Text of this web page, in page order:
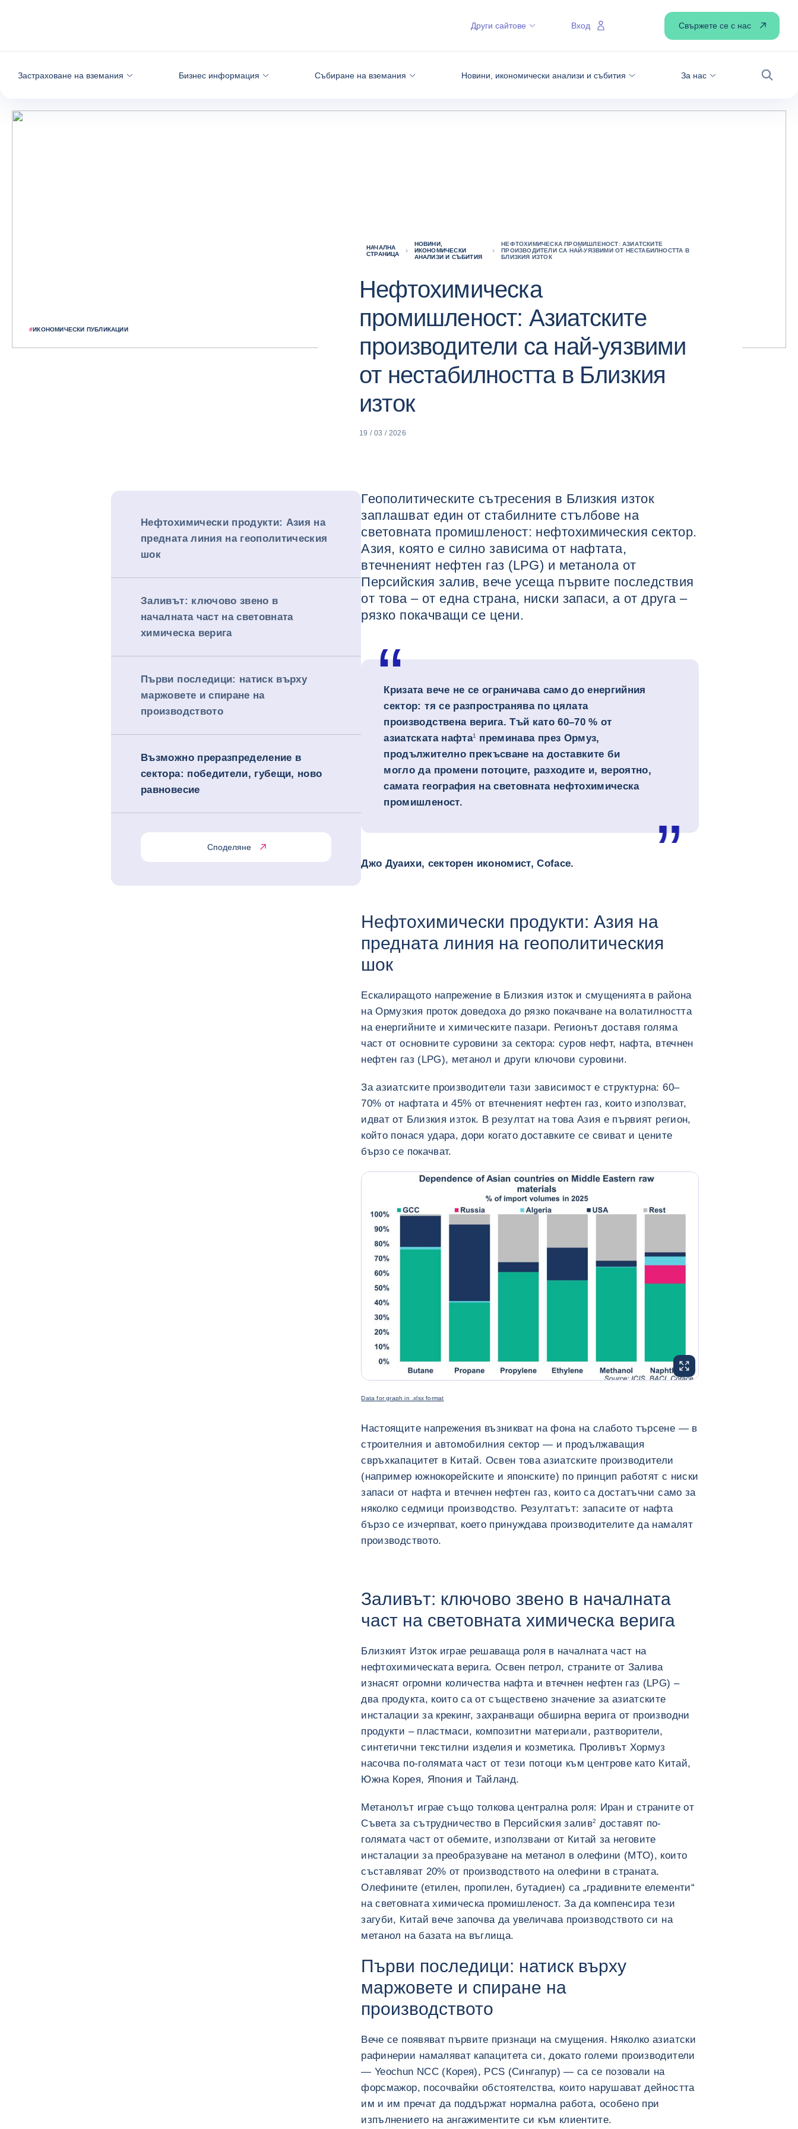
Застраховане на вземания Бизнес информация Събиране на вземания Новини, икономически анализи и събития За нас
Други сайтове Вход Свържете се с нас
#ИКОНОМИЧЕСКИ ПУБЛИКАЦИИ
НАЧАЛНА
СТРАНИЦА
НОВИНИ,
ИКОНОМИЧЕСКИ
АНАЛИЗИ И СЪБИТИЯ
НЕФТОХИМИЧЕСКА ПРОМИШЛЕНОСТ: АЗИАТСКИТЕ
ПРОИЗВОДИТЕЛИ СА НАЙ-УЯЗВИМИ ОТ НЕСТАБИЛНОСТТА В
БЛИЗКИЯ ИЗТОК
Нефтохимическа
промишленост: Азиатските
производители са най-уязвими
от нестабилността в Близкия
изток
19 / 03 / 2026
Нефтохимически продукти: Азия на
предната линия на геополитическия
шок
Заливът: ключово звено в
началната част на световната
химическа верига
Първи последици: натиск върху
маржовете и спиране на
производството
Възможно преразпределение в
сектора: победители, губещи, ново
равновесие
Споделяне
Геополитическите сътресения в Близкия изток
заплашват един от стабилните стълбове на
световната промишленост: нефтохимическия сектор.
Азия, която е силно зависима от нафтата,
втечненият нефтен газ (LPG) и метанола от
Персийския залив, вече усеща първите последствия
от това – от една страна, ниски запаси, а от друга –
рязко покачващи се цени.
Кризата вече не се ограничава само до енергийния
сектор: тя се разпространява по цялата
производствена верига. Тъй като 60–70 % от
азиатската нафта1
преминава през Ормуз,
продължително прекъсване на доставките би
могло да промени потоците, разходите и, вероятно,
самата география на световната нефтохимическа
промишленост.
Джо Дуаихи, секторен икономист, Coface.
Нефтохимически продукти: Азия на
предната линия на геополитическия
шок
Ескалиращото напрежение в Близкия изток и смущенията в района
на Ормузкия проток доведоха до рязко покачване на волатилността
на енергийните и химическите пазари. Регионът доставя голяма
част от основните суровини за сектора: суров нефт, нафта, втечнен
нефтен газ (LPG), метанол и други ключови суровини.
За азиатските производители тази зависимост е структурна: 60–
70% от нафтата и 45% от втечненият нефтен газ, които използват,
идват от Близкия изток. В резултат на това Азия е първият регион,
който понася удара, дори когато доставките се свиват и цените
бързо се покачват.
УГОЛЕМИ ИЗОБРАЖЕНИЕТО
<div class="ibexa_text-field" > Petrochemicals brief graph 1 mod </div>
Data for graph in .xlsx format
Настоящите напрежения възникват на фона на слабото търсене — в
строителния и автомобилния сектор — и продължаващия
свръхкапацитет в Китай. Освен това азиатските производители
(например южнокорейските и японските) по принцип работят с ниски
запаси от нафта и втечнен нефтен газ, които са достатъчни само за
няколко седмици производство. Резултатът: запасите от нафта
бързо се изчерпват, което принуждава производителите да намалят
производството.
Заливът: ключово звено в началната
част на световната химическа верига
Близкият Изток играе решаваща роля в началната част на
нефтохимическата верига. Освен петрол, страните от Залива
изнасят огромни количества нафта и втечнен нефтен газ (LPG) –
два продукта, които са от съществено значение за азиатските
инсталации за крекинг, захранващи обширна верига от производни
продукти – пластмаси, композитни материали, разтворители,
синтетични текстилни изделия и козметика. Проливът Хормуз
насочва по-голямата част от тези потоци към центрове като Китай,
Южна Корея, Япония и Тайланд.
Метанолът играе също толкова централна роля: Иран и страните от
Съвета за сътрудничество в Персийския залив2
доставят по-
голямата част от обемите, използвани от Китай за неговите
инсталации за преобразуване на метанол в олефини (MTO), които
съставляват 20% от производството на олефини в страната.
Олефините (етилен, пропилен, бутадиен) са „градивните елементи“
на световната химическа промишленост. За да компенсира тези
загуби, Китай вече започва да увеличава производството си на
метанол на базата на въглища.
Първи последици: натиск върху
маржовете и спиране на
производството
Вече се появяват първите признаци на смущения. Няколко азиатски
рафинерии намаляват капацитета си, докато големи производители
— Yeochun NCC (Корея), PCS (Сингапур) — са се позовали на
форсмажор, посочвайки обстоятелства, които нарушават дейността
им и им пречат да поддържат нормална работа, особено при
изпълнението на ангажиментите си към клиентите.